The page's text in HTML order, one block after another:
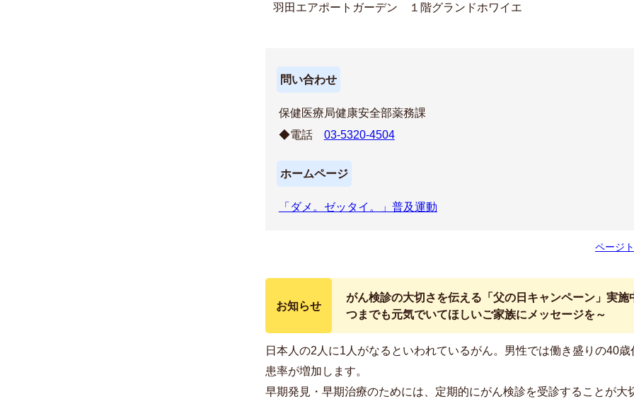
羽田エアポートガーデン １階グランドホワイエ
問い合わせ
保健医療局健康安全部薬務課
◆電話 03-5320-4504
ホームページ
「ダメ。ゼッタイ。」普及運動
ページ
お知らせ
がん検診の大切さを伝える「父の日キャンペーン」実施
つまでも元気でいてほしいご家族にメッセージを～
日本人の2人に1人がなるといわれているがん。男性では働き盛りの40歳
患率が増加します。
早期発見・早期治療のためには、定期的にがん検診を受診することが大